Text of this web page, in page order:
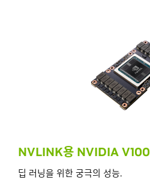
NVLINK용 NVIDIA V100
딥 러닝을 위한 궁극의 성능.